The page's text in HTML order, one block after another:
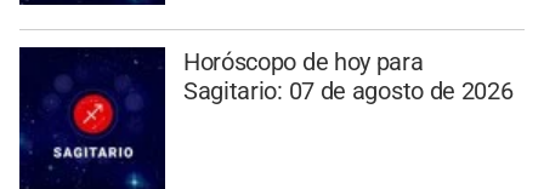
Horóscopo de hoy para
Sagitario: 07 de agosto de 2026